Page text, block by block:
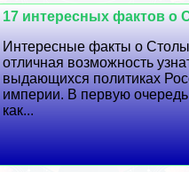
17 интересных фактов о
Интересные факты о
отличная возможность
выдающихся политиках
империи. В первую очередь
как...